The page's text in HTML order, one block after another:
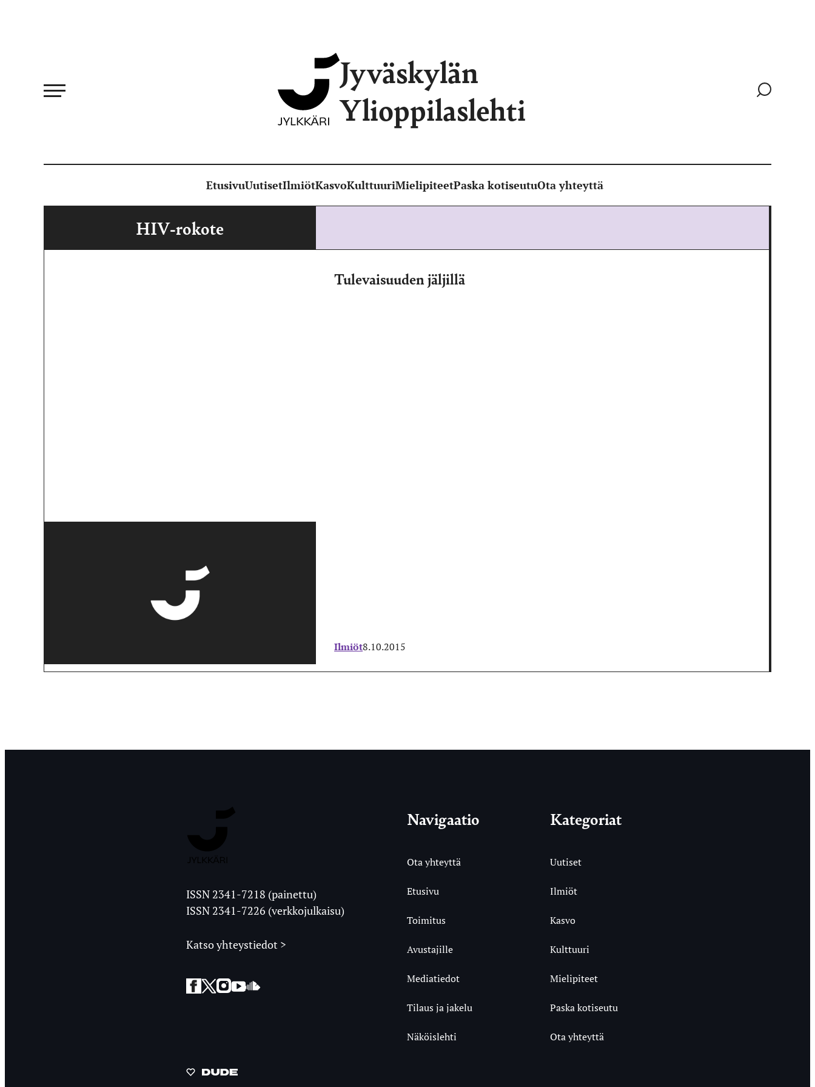
Jyväskylän
Ylioppilaslehti
Siirry
EtusivuUutisetIlmiötKasvoKulttuuriMielipiteetPaska kotiseutuOta yhteyttä
HIV-rokote
Tulevaisuuden jäljillä
Ilmiöt8.10.2015
Ylioppilaslehti
ISSN 2341-7218 (painettu)
ISSN 2341-7226 (verkkojulkaisu)
Katso yhteystiedot >
Facebook
Twitter
Instagram
YouTubeSoundCloud
Navigaatio
Ota yhteyttä
Etusivu
Toimitus
Avustajille
Mediatiedot
Tilaus ja jakelu
Näköislehti
Kategoriat
Uutiset
Ilmiöt
Kasvo
Kulttuuri
Mielipiteet
Paska kotiseutu
Ota yhteyttä